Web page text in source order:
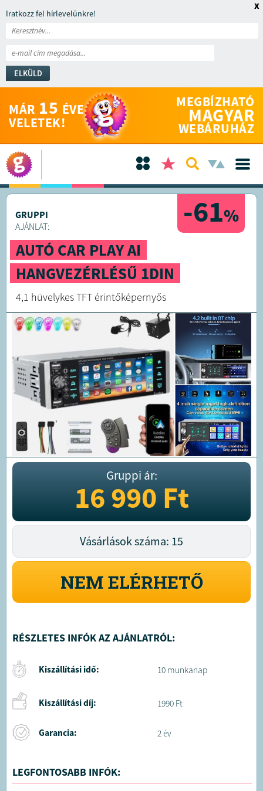
Iratkozz fel hírlevelünkre!
ELKÜLD
x
MÁR 15 ÉVE
VELETEK!
MEGBÍZHATÓ
MAGYAR
WEBÁRUHÁZ
-61%
GRUPPI
AJÁNLAT:
AUTÓ CAR PLAY AI
HANGVEZÉRLÉSŰ 1DIN
4,1 hüvelykes TFT érintőképernyős
Gruppi ár:
16 990Ft
Vásárlások száma: 15
NEM ELÉRHETŐ
RÉSZLETES INFÓK AZ AJÁNLATRÓL:
Kiszállítási idő: 10 munkanap
Kiszállítási díj: 1990 Ft
Garancia: 2 év
LEGFONTOSABB INFÓK: